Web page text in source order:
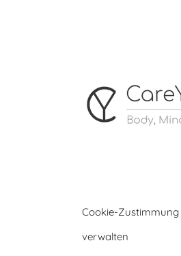
Cookie-Zustimmung
verwalten
© Copyright 2019 -2026 Webdesign by